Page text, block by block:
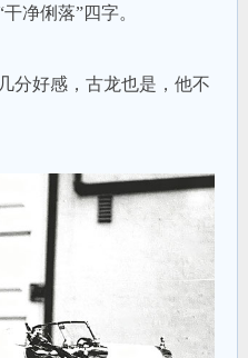
净俐落”四字。
分好感，古龙也是，他不